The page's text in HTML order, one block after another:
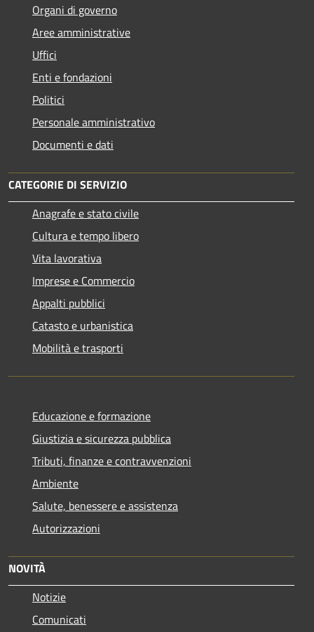
Organi di governo
Aree amministrative
Uffici
Enti e fondazioni
Politici
Personale amministrativo
Documenti e dati
CATEGORIE DI SERVIZIO
Anagrafe e stato civile
Cultura e tempo libero
Vita lavorativa
Imprese e Commercio
Appalti pubblici
Catasto e urbanistica
Mobilità e trasporti
Educazione e formazione
Giustizia e sicurezza pubblica
Tributi, finanze e contravvenzioni
Ambiente
Salute, benessere e assistenza
Autorizzazioni
NOVITÀ
Notizie
Comunicati